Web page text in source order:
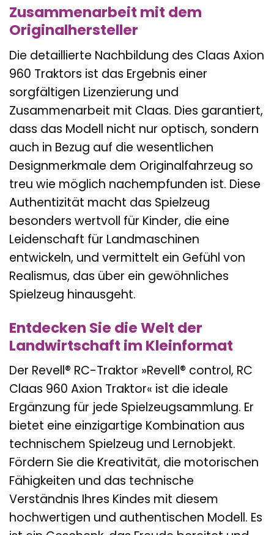
Zusammenarbeit mit dem
Originalhersteller
Die detaillierte Nachbildung des Claas Axion
960 Traktors ist das Ergebnis einer
sorgfältigen Lizenzierung und
Zusammenarbeit mit Claas. Dies garantiert,
dass das Modell nicht nur optisch, sondern
auch in Bezug auf die wesentlichen
Designmerkmale dem Originalfahrzeug so
treu wie möglich nachempfunden ist. Diese
Authentizität macht das Spielzeug
besonders wertvoll für Kinder, die eine
Leidenschaft für Landmaschinen
entwickeln, und vermittelt ein Gefühl von
Realismus, das über ein gewöhnliches
Spielzeug hinausgeht.
Entdecken Sie die Welt der
Landwirtschaft im Kleinformat
Der Revell® RC-Traktor »Revell® control, RC
Claas 960 Axion Traktor« ist die ideale
Ergänzung für jede Spielzeugsammlung. Er
bietet eine einzigartige Kombination aus
technischem Spielzeug und Lernobjekt.
Fördern Sie die Kreativität, die motorischen
Fähigkeiten und das technische
Verständnis Ihres Kindes mit diesem
hochwertigen und authentischen Modell. Es